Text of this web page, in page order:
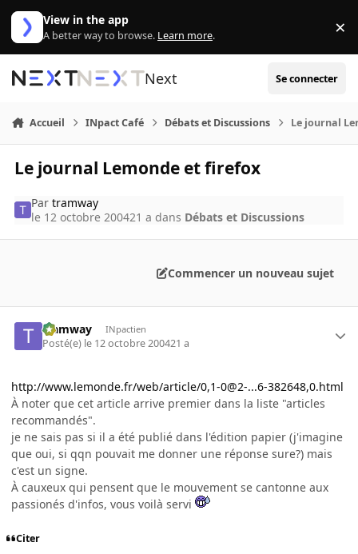
Aller au contenu
View in the app
A better way to browse. Learn more. ×
Next Se connecter
Accueil INpact Café Débats et Discussions Le journal
Le journal Lemonde et firefox
Partramway
le 12 octobre 200421 a dans Débats et Discussions
Commencer un nouveau sujet
tramway INpactien
Posté(e) le 12 octobre 200421 a
http://www.lemonde.fr/web/article/0,1-0@2-...6-382648,0.html
À noter que cet article arrive premier dans la liste "articles
recommandés".
je ne sais pas si il a été publié dans l'édition papier (j'imagine
que oui, si qqn pouvait me donner une réponse sure?) mais
c'est un signe.
À cauxeux qui pensent que le mouvement se cantonne aux
passionés d'infos, vous voilà servi
Citer